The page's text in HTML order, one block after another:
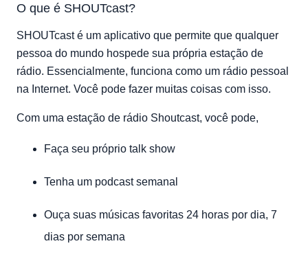
Especificações técnicas
Quais são minhas opções de atualização?
O que é SHOUTcast?
SHOUTcast é um aplicativo que permite que qualquer
pessoa do mundo hospede sua própria estação de
rádio. Essencialmente, funciona como um rádio pessoal
na Internet. Você pode fazer muitas coisas com isso.
Com uma estação de rádio Shoutcast, você pode,
Faça seu próprio talk show
Tenha um podcast semanal
Ouça suas músicas favoritas 24 horas por dia, 7
dias por semana